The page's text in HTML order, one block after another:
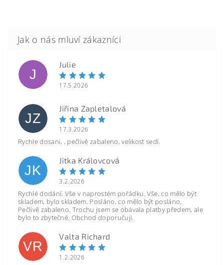
J
Julie
17.5.2026
JZ
Jiřina Zapletalová
17.3.2026
Rychle dosani, , pečlivě zabaleno, velikost sedí.
JK
Jitka Královcová
3.2.2026
Rychlé dodání. Vše v naprostém pořádku. Vše, co mělo být
skladem, bylo skladem. Posláno, co mělo být posláno.
Pečlivě zabaleno. Trochu jsem se obávala platby předem, ale
bylo to zbytečné. Obchod doporučuji.
VR
Valta Richard
1.2.2026